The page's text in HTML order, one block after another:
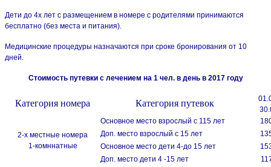
Дети до 4х лет с размещением в номере с родителями принимаются
бесплатно (без места и питания).
Медицинские процедуры назначаются при сроке бронирования от 10
дней.
Стоимость путевки с лечением на 1 чел. в день в 2017 году
Категория номера Категория путевок
2-х местные номера
1-комннатные
Основное место взрослый с 115 лет
Доп. место взрослый с 15 лет
Основное место дети 4-до 15 лет
Доп. место дети 4 -15 лет